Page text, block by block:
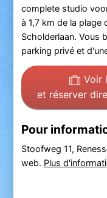
complete studio
à 1,7 km de la plage
Scholderlaan. Vous
parking privé et
Voir
et réserver
Pour
Stoofweg 11,
web. Plus